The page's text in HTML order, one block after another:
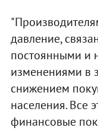
давление,
постоянными и
изменениями в
снижением
населения. Все
финансовые